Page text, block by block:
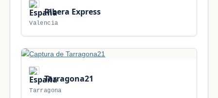
Ribera Express
Valencia
Tarragona21
Tarragona